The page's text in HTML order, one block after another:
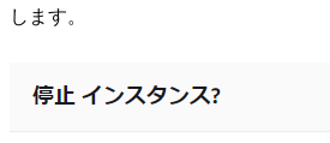
します。